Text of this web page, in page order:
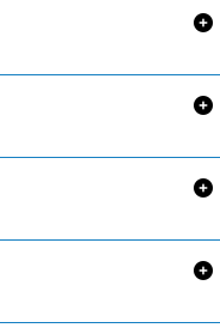



